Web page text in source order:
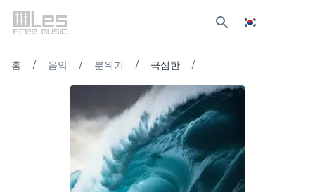
홈 / 음악 / 분위기 / 극심한 /